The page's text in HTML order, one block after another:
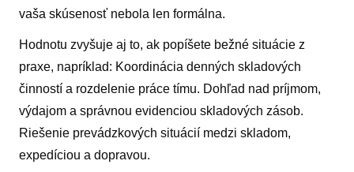
vaša skúsenosť nebola len formálna.
Hodnotu zvyšuje aj to, ak popíšete bežné situácie z
praxe, napríklad: Koordinácia denných skladových
činností a rozdelenie práce tímu. Dohľad nad príjmom,
výdajom a správnou evidenciou skladových zásob.
Riešenie prevádzkových situácií medzi skladom,
expedíciou a dopravou.